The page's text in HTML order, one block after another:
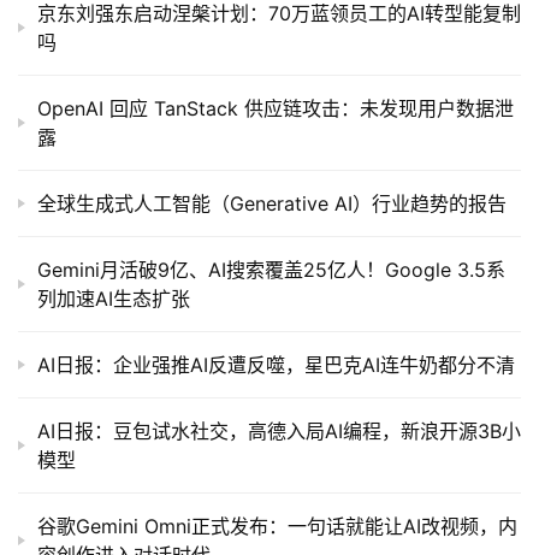
京东刘强东启动涅槃计划：70万蓝领员工的AI转型能复制
吗
OpenAI 回应 TanStack 供应链攻击：未发现用户数据泄
露
全球生成式人工智能（Generative AI）行业趋势的报告
Gemini月活破9亿、AI搜索覆盖25亿人！Google 3.5系
列加速AI生态扩张
AI日报：企业强推AI反遭反噬，星巴克AI连牛奶都分不清
AI日报：豆包试水社交，高德入局AI编程，新浪开源3B小
模型
谷歌Gemini Omni正式发布：一句话就能让AI改视频，内